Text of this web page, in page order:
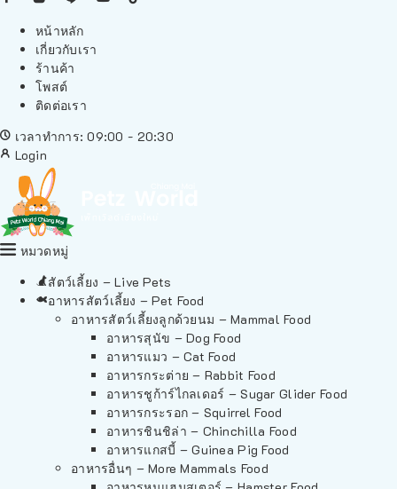
หน้าหลัก
เกี่ยวกับเรา
ร้านค้า
โพสต์
ติดต่อเรา
เวลาทำการ: 09:00 - 20:30
Login
หมวดหมู่
สัตว์เลี้ยง – Live Pets
อาหารสัตว์เลี้ยง – Pet Food
อาหารสัตว์เลี้ยงลูกด้วยนม – Mammal Food
อาหารสุนัข – Dog Food
อาหารแมว – Cat Food
อาหารกระต่าย – Rabbit Food
อาหารชูก้าร์ไกลเดอร์ – Sugar Glider Food
อาหารกระรอก – Squirrel Food
อาหารชินชิล่า – Chinchilla Food
อาหารแกสบี้ – Guinea Pig Food
อาหารอื่นๆ – More Mammals Food